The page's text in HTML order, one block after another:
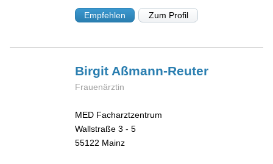
Empfehlen Zum Profil
Birgit Aßmann-Reuter
Frauenärztin
MED Facharztzentrum
Wallstraße 3 - 5
55122 Mainz